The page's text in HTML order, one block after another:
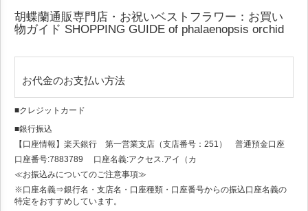
胡蝶蘭通販専門店・お祝いベストフラワー：お買い
物ガイド SHOPPING GUIDE of phalaenopsis orchid
お代金のお支払い方法
■クレジットカード
■銀行振込
【口座情報】楽天銀行 第一営業支店（支店番号：251） 普通預金口座
口座番号:7883789 口座名義:アクセス.アイ（カ
≪お振込みについてのご注意事項≫
※口座名義⇒銀行名・支店名・口座種類・口座番号からの振込口座名義の
特定をおすすめしています。